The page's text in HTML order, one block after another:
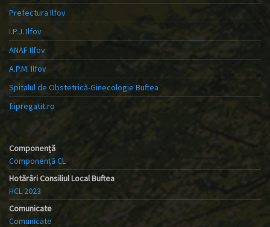
Prefectura Ilfov
I.P.J. Ilfov
ANAF Ilfov
A.P.M. Ilfov
Spitalul de Obstetrică-Ginecologie Buftea
fiipregatit.ro
Componență
Componență CL
Hotărâri Consiliul Local Buftea
HCL 2023
Comunicate
Comunicate